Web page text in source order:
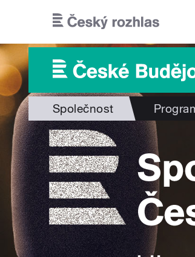
Společnost